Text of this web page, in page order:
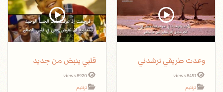
وعدت طريقي ترشدني
8451 views
ترانيم
قلبي ينبض من جديد
8920 views
ترانيم